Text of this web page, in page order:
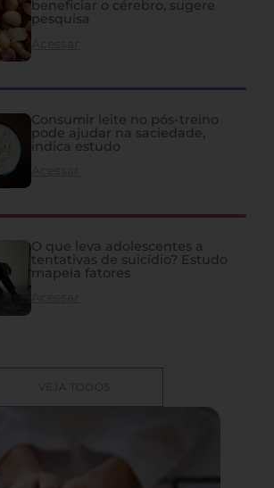
beneficiar o cérebro, sugere
pesquisa
Consumir leite no pós-treino
pode ajudar na saciedade,
indica estudo
O que leva adolescentes a
tentativas de suicídio? Estudo
mapeia fatores
VEJA TODOS